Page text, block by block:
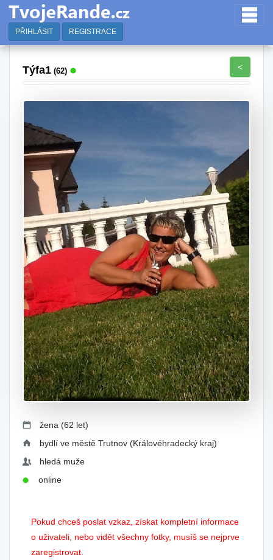
PŘIHLÁSIT REGISTRACE
Týfa1 (62) <
žena (62 let)
bydlí ve městě Trutnov (Královéhradecký kraj)
hledá muže
online
Pokud chceš poslat vzkaz, získat kompletní informace
o uživateli, nebo vidět všechny fotky, musíš se nejprve
zaregistrovat.